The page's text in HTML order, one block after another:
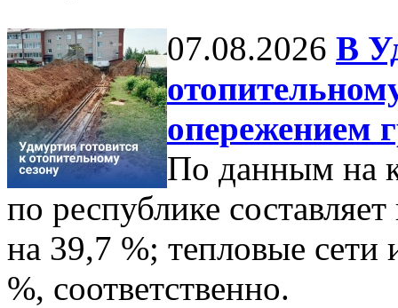
07.08.2026 В
опережением
По данным на
по республике
на 39,7 %; тепловые
%, соответственно.